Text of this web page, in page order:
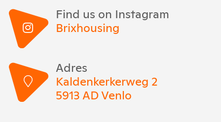
Find us on Instagram
Brixhousing
Adres
Kaldenkerkerweg 2
5913 AD Venlo